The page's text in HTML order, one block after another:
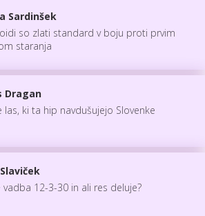
Sardinšek
so zlati standard v boju proti prvim
staranja
Dragan
las, ki ta hip navdušujejo Slovenke
vadba 12-3-30 in ali res deluje?